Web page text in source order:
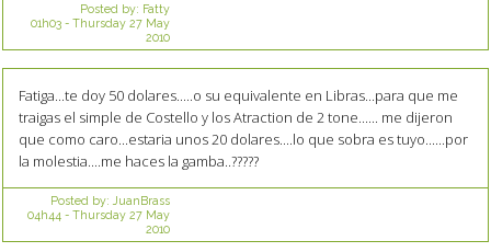
Posted by: Fatty
01h03- Thursday 27 May
2010
Fatiga...te doy 50 dolares.....o su equivalente en Libras...para que me
traigas el simple de Costello y los Atraction de 2 tone...... me dijeron
que como caro...estaria unos 20 dolares....lo que sobra es tuyo......por
la molestia....me haces la gamba..?????
Posted by: JuanBrass
04h44 - Thursday 27 May
2010